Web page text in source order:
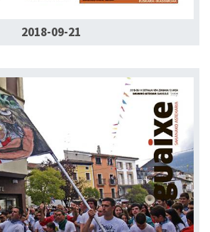
2018-09-21